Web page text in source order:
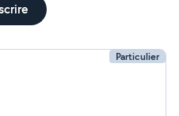
Particulier